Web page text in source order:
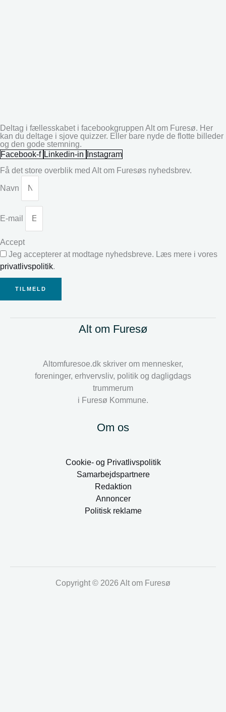
Deltag i fællesskabet i facebookgruppen Alt om Furesø. Her
kan du deltage i sjove quizzer. Eller bare nyde de flotte billeder
og den gode stemning.
Facebook-f Linkedin-in
Instagram
Få det store overblik med Alt om Furesøs nyhedsbrev.
Navn
E-mail
Accept
Jeg accepterer at modtage nyhedsbreve. Læs mere i vores
privatlivspolitik.
TILMELD
Alt om Furesø
Altomfuresoe.dk skriver om mennesker,
foreninger, erhvervsliv, politik og dagligdags
trummerum
i Furesø Kommune.
Om os
Cookie- og Privatlivspolitik
Samarbejdspartnere
Redaktion
Annoncer
Politisk reklame
Copyright © 2026 Alt om Furesø